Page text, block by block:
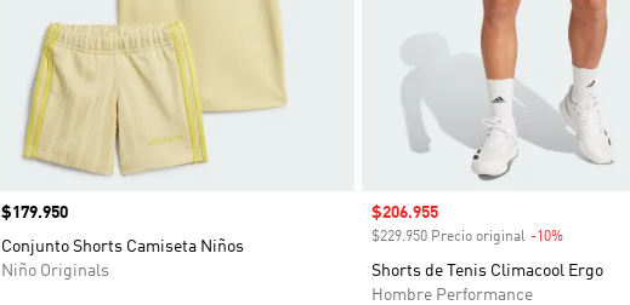
Precio
$179.950
Conjunto Shorts Camiseta Niños
Niño Originals
Precio de venta
$206.955
$229.950 Precio original -10%
Shorts de Tenis Climacool Ergo
Hombre Performance